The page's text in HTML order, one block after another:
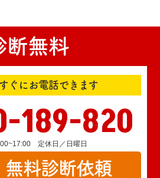
断無料
ぐにお電話できます
189-820
定休日／日曜日
無料診断依頼